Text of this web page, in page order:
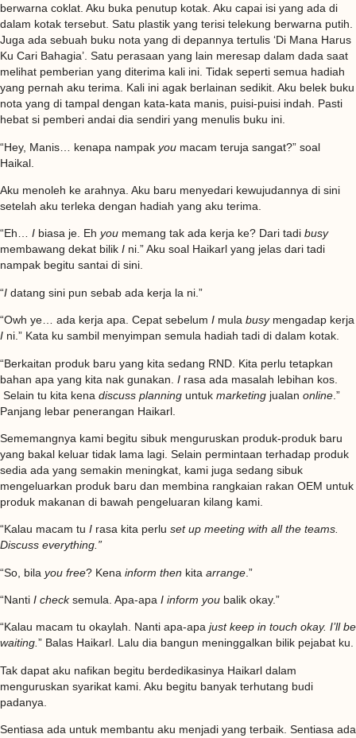
berwarna coklat. Aku buka penutup kotak. Aku capai isi yang ada di
dalam kotak tersebut. Satu plastik yang terisi telekung berwarna putih.
Juga ada sebuah buku nota yang di depannya tertulis ‘Di Mana Harus
Ku Cari Bahagia’. Satu perasaan yang lain meresap dalam dada saat
melihat pemberian yang diterima kali ini. Tidak seperti semua hadiah
yang pernah aku terima. Kali ini agak berlainan sedikit. Aku belek buku
nota yang di tampal dengan kata-kata manis, puisi-puisi indah. Pasti
hebat si pemberi andai dia sendiri yang menulis buku ini.
“Hey, Manis… kenapa nampak you macam teruja sangat?” soal
Haikal.
Aku menoleh ke arahnya. Aku baru menyedari kewujudannya di sini
setelah aku terleka dengan hadiah yang aku terima.
“Eh… I biasa je. Eh you memang tak ada kerja ke? Dari tadi busy
membawang dekat bilik I ni.” Aku soal Haikarl yang jelas dari tadi
nampak begitu santai di sini.
“I datang sini pun sebab ada kerja la ni.”
“Owh ye… ada kerja apa. Cepat sebelum I mula busymengadap kerja
I ni.” Kata ku sambil menyimpan semula hadiah tadi di dalam kotak.
“Berkaitan produk baru yang kita sedang RND. Kita perlu tetapkan
bahan apa yang kita nak gunakan. I rasa ada masalah lebihan kos.
Selain tu kita kena discuss planning untuk marketing jualan online .”
Panjang lebar penerangan Haikarl.
Sememangnya kami begitu sibuk menguruskan produk-produk baru
yang bakal keluar tidak lama lagi. Selain permintaan terhadap produk
sedia ada yang semakin meningkat, kami juga sedang sibuk
mengeluarkan produk baru dan membina rangkaian rakan OEM untuk
produk makanan di bawah pengeluaran kilang kami.
“Kalau macam tu I rasa kita perlu set up meeting with all the teams.
Discuss everything.”
“So, bila you free? Kena inform then kita arrange .”
“Nanti I checksemula. Apa-apa I inform you balik okay.”
“Kalau macam tu okaylah. Nanti apa-apa just keep in touch okay. I’ll be
waiting.” Balas Haikarl. Lalu dia bangun meninggalkan bilik pejabat ku.
Tak dapat aku nafikan begitu berdedikasinya Haikarl dalam
menguruskan syarikat kami. Aku begitu banyak terhutang budi
padanya.
Sentiasa ada untuk membantu aku menjadi yang terbaik. Sentiasa ada